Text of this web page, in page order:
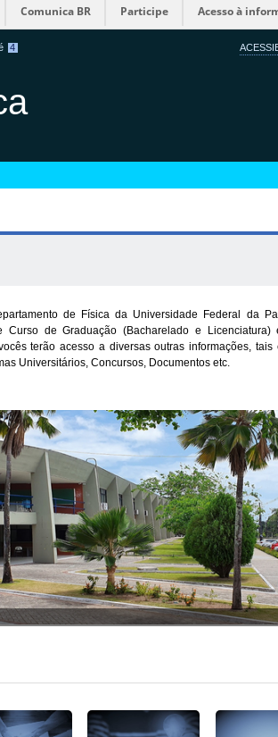
4
Comunica BR Participe Acesso à
de Física da Universidade Federal da
Curso de Graduação (Bacharelado e
terão acesso a diversas outras informações,
Universitários, Concursos, Documentos etc.